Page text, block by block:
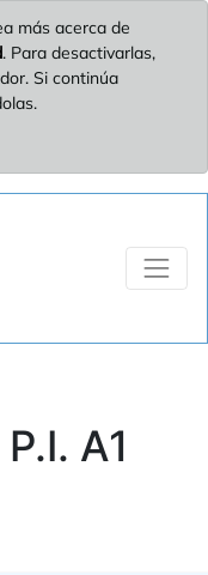
más acerca de
. Para desactivarlas,
Si continúa
A1